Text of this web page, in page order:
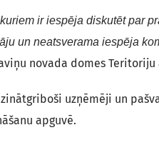
ir iespēja diskutēt par
un neatsverama iespēja
novada domes
uzņēmēji un
apguvē.